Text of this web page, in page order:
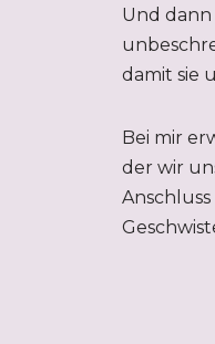
Und dann
damit sie
Bei mir
der wir